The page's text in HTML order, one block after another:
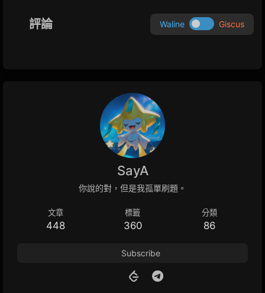
評論 Waline Giscus
SayA
你說的對，但是我孤單刷題。
文章
448
標籤
360
分類
86
Subscribe